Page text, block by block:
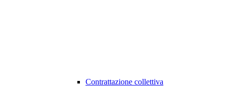
Contrattazione collettiva